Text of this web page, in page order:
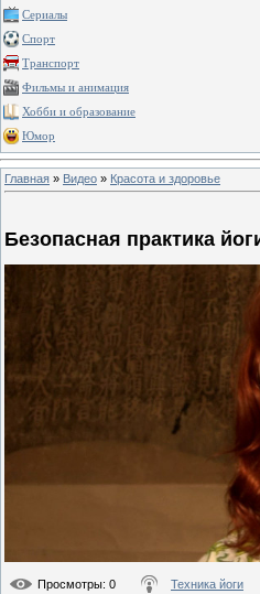
Сериалы
Спорт
Транспорт
Фильмы и анимация
Хобби и образование
Юмор
Главная » Видео » Красота и здоровье
Безопасная практика
Просмотры: 0 Техника йоги